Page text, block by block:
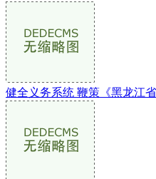
健全义务系统 鞭策《黑龙江